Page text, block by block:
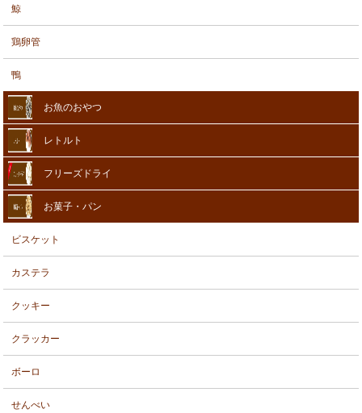
鯨
鶏卵管
鴨
お魚のおやつ
レトルト
フリーズドライ
お菓子・パン
ビスケット
カステラ
クッキー
クラッカー
ボーロ
せんべい